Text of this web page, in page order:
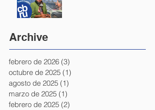
Archive
febrero de 2026 (3)
octubre de 2025 (1)
agosto de 2025 (1)
marzo de 2025 (1)
febrero de 2025 (2)